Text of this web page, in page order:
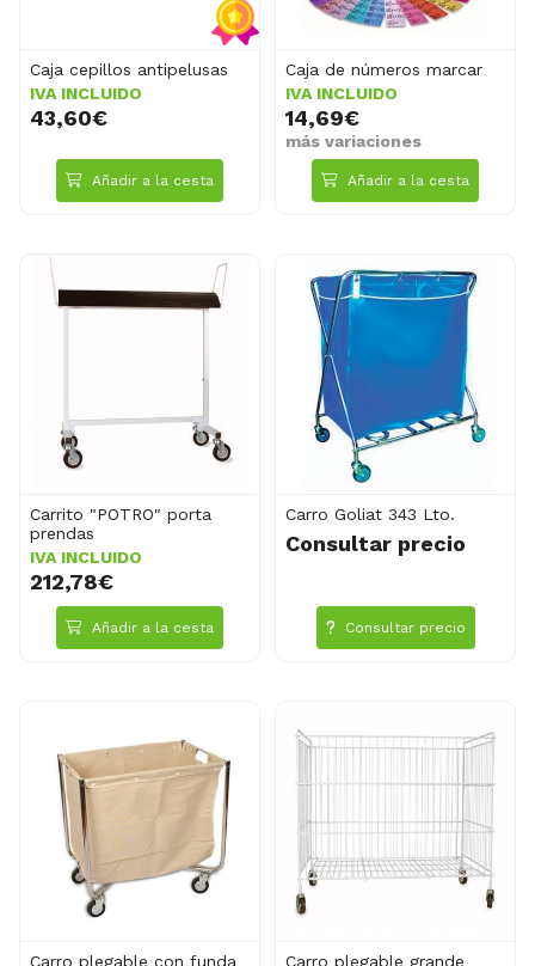
Caja cepillos antipelusas
IVA INCLUIDO
43,60€
Añadir a la cesta
Caja de números marcar
IVA INCLUIDO
14,69€
más variaciones
Añadir a la cesta
Carrito "POTRO" porta
prendas
IVA INCLUIDO
212,78€
Añadir a la cesta
Carro Goliat 343 Lto.
Consultar precio
Consultar precio
Carro plegable con funda Carro plegable grande